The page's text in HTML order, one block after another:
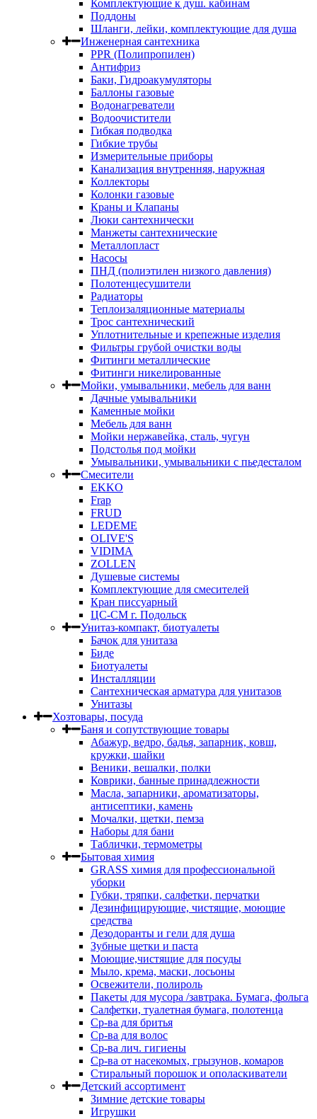
Комплектующие к душ. кабинам
Поддоны
Шланги, лейки, комплектующие для душа
Инженерная сантехника
PPR (Полипропилен)
Антифриз
Баки, Гидроакумуляторы
Баллоны газовые
Водонагреватели
Водоочистители
Гибкая подводка
Гибкие трубы
Измерительные приборы
Канализация внутренняя, наружная
Коллекторы
Колонки газовые
Краны и Клапаны
Люки сантехнически
Манжеты сантехнические
Металлопласт
Насосы
ПНД (полиэтилен низкого давления)
Полотенцесушители
Радиаторы
Теплоизаляционные материалы
Трос сантехнический
Уплотнительные и крепежные изделия
Фильтры грубой очистки воды
Фитинги металлические
Фитинги никелированные
Мойки, умывальники, мебель для ванн
Дачные умывальники
Каменные мойки
Мебель для ванн
Мойки нержавейка, сталь, чугун
Подстолья под мойки
Умывальники, умывальники с пьедесталом
Смесители
EKKO
Frap
FRUD
LEDEME
OLIVE'S
VIDIMA
ZOLLEN
Душевые системы
Комплектующие для смесителей
Кран писсуарный
ЦС-СМ г. Подольск
Унитаз-компакт, биотуалеты
Бачок для унитаза
Биде
Биотуалеты
Инсталляции
Сантехническая арматура для унитазов
Унитазы
Хозтовары, посуда
Баня и сопутствующие товары
Абажур, ведро, бадья, запарник, ковш,
кружки, шайки
Веники, вешалки, полки
Коврики, банные принадлежности
Масла, запарники, ароматизаторы,
антисептики, камень
Мочалки, щетки, пемза
Наборы для бани
Таблички, термометры
Бытовая химия
GRASS химия для профессиональной
уборки
Губки, тряпки, салфетки, перчатки
Дезинфицирующие, чистящие, моющие
средства
Дезодоранты и гели для душа
Зубные щетки и паста
Моющие,чистящие для посуды
Мыло, крема, маски, лосьоны
Освежители, полироль
Пакеты для мусора /завтрака. Бумага, фольга
Салфетки, туалетная бумага, полотенца
Ср-ва для бритья
Ср-ва для волос
Ср-ва лич. гигиены
Ср-ва от насекомых, грызунов, комаров
Стиральный порошок и ополаскиватели
Детский ассортимент
Зимние детские товары
Игрушки